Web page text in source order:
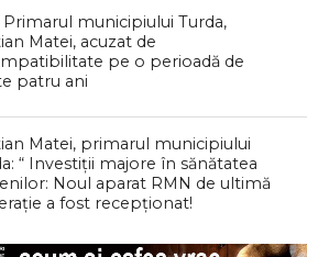
Primarul municipiului Turda,
Matei, acuzat de
pe o perioadă de
patru ani
Matei, primarul municipiului
“ Investiții majore în sănătatea
Noul aparat RMN de ultimă
a fost recepționat!